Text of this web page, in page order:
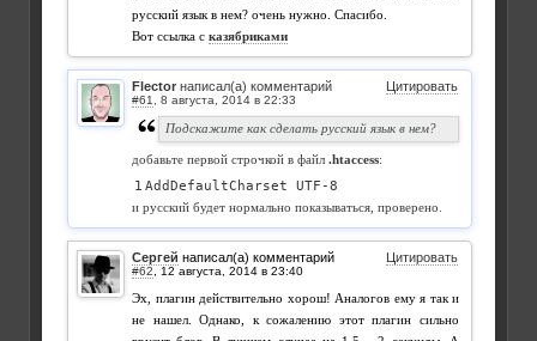
русский язык в нем? очень нужно. Спасибо.
Вот ссылка с казябриками
Flector написал(а) комментарий Цитировать
#61
Подскажите как сделать русский язык в нем?
добавьте первой строчкой в файл .htaccess:
AddDefaultCharset UTF-8
и русский будет нормально показываться, проверено.
Сергей написал(а) комментарий Цитировать
#62
Эх, плагин действительно хорош! Аналогов ему я так и
не нашел. Однако, к сожалению этот плагин сильно